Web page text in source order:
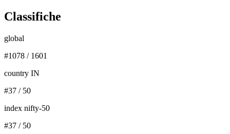
Classifiche
global
#1078 / 1601
country IN
#37 / 50
index nifty-50
#37 / 50